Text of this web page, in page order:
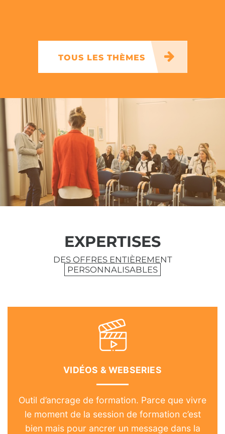
TOUS LES THÈMES
EXPERTISES
DES OFFRES ENTIÈREMENT
PERSONNALISABLES
VIDÉOS & WEBSERIES
Outil d’ancrage de formation. Parce que vivre
le moment de la session de formation c’est
bien mais pour ancrer un message dans la